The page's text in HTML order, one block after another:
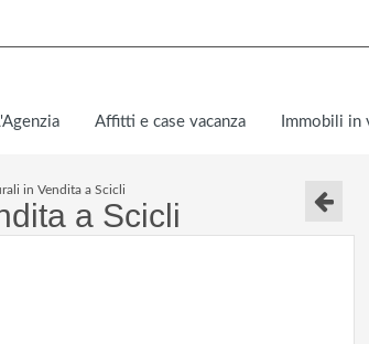
Affitti e case vacanza Immobili in
in Vendita a Scicli
a Scicli